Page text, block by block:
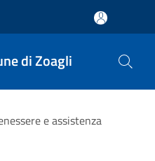
di Zoagli
e assistenza